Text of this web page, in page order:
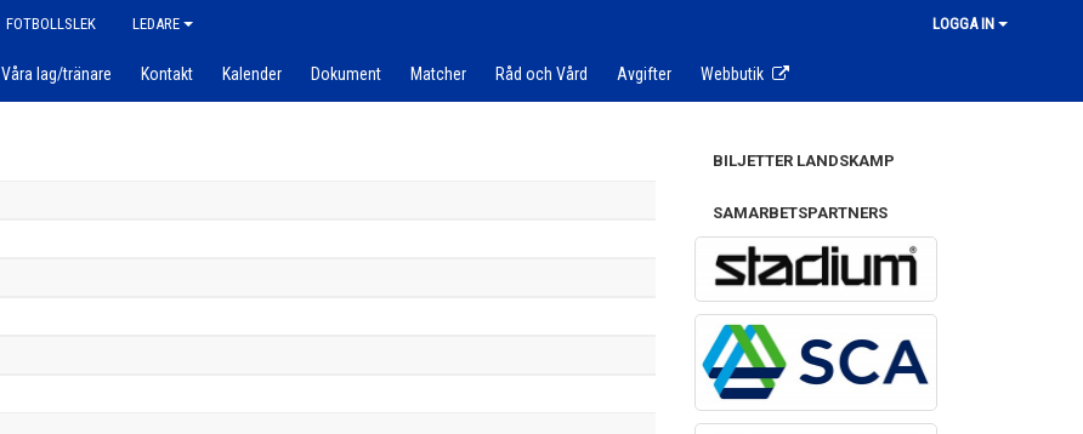
FOTBOLLSLEK LEDARE LOGGA IN
Våra lag/tränare Kontakt Kalender Dokument Matcher Råd och Vård Avgifter Webbutik
BILJETTER LANDSKAMP
SAMARBETSPARTNERS